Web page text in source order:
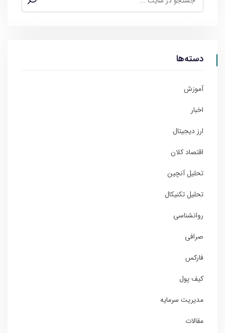
دسته‌ها
آموزش
اخبار
ارز دیجیتال
اقتصاد کلان
تحلیل آنچین
تحلیل تکنیکال
روانشناسی
صرافی
فارکس
کیف پول
مدیریت سرمایه
مقالات